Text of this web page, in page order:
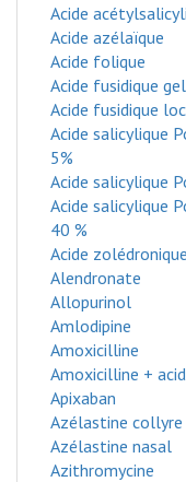
Acide
Acide azélaïque
Acide folique
Acide fusidique
Acide fusidique
Acide salicylique
5%
Acide salicylique
Acide salicylique
40 %
Acide
Alendronate
Allopurinol
Amlodipine
Amoxicilline
Amoxicilline +
Apixaban
Azélastine collyre
Azélastine nasal
Azithromycine